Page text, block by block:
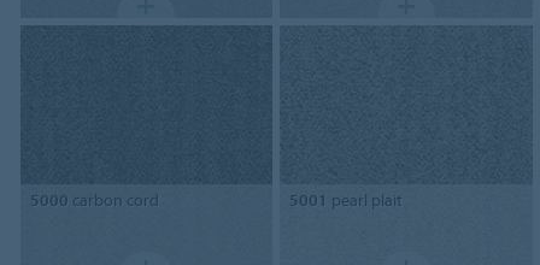
5000 carbon cord 5001 pearl plait